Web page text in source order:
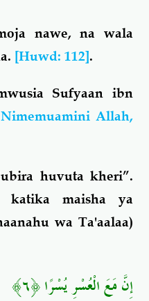
nawe, na wala
[Huwd: 112].
Sufyaan ibn
Nimemuamini Allah,
huvuta kheri”.
katika maisha ya
wa Ta'aalaa)
إِنَّ مَعَ الْعُسْرِ يُسْرًا ﴿٦﴾